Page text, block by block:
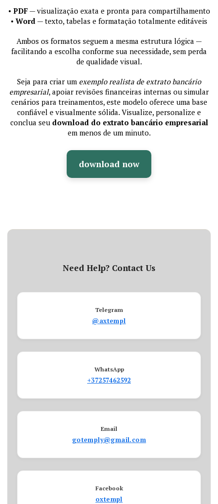
• PDF— visualização exata e pronta para compartilhamento
• Word — texto, tabelas e formatação totalmente editáveis
Ambos os formatos seguem a mesma estrutura lógica —
facilitando a escolha conforme sua necessidade, sem perda
de qualidade visual.
Seja para criar um exemplo realista de extrato bancário
empresarial, apoiar revisões financeiras internas ou simular
cenários para treinamentos, este modelo oferece uma base
confiável e visualmente sólida. Visualize, personalize e
conclua seu download do extrato bancário empresarial
em menos de um minuto.
download now
Need Help? Contact Us
Telegram
@axtempl
WhatsApp
+37257462592
Email
gotemply@gmail.com
Facebook
oxtempl